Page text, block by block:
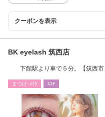
クーポンを表示
BK eyelash 筑西店
下館駅より車で５分。【筑西
まつげ･ﾒｲｸ ｴｽﾃ